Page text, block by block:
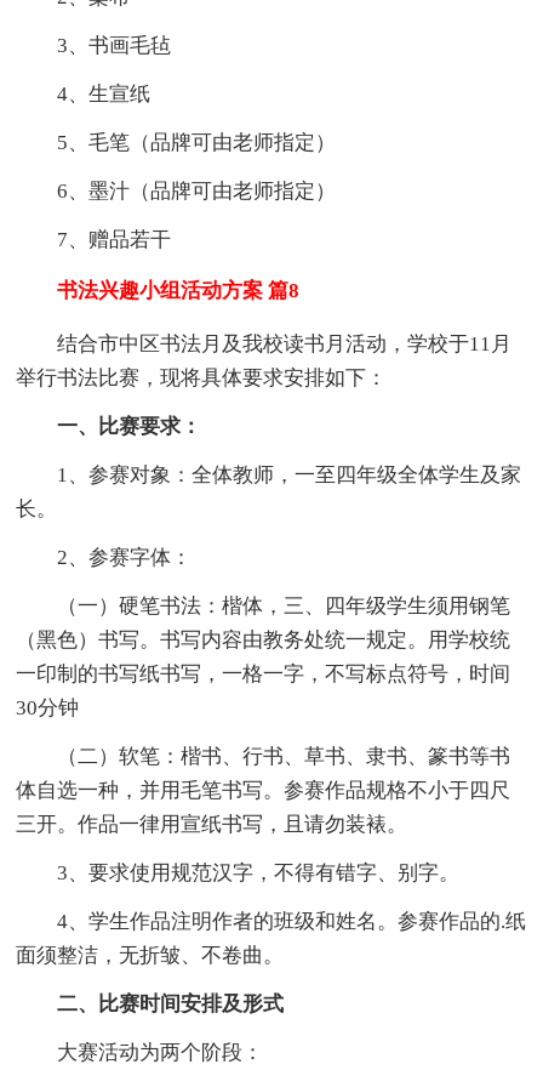
3、书画毛毡
4、生宣纸
5、毛笔（品牌可由老师指定）
6、墨汁（品牌可由老师指定）
7、赠品若干
书法兴趣小组活动方案 篇8
结合市中区书法月及我校读书月活动，学校于11月
举行书法比赛，现将具体要求安排如下：
一、比赛要求：
1、参赛对象：全体教师，一至四年级全体学生及家
长。
2、参赛字体：
（一）硬笔书法：楷体，三、四年级学生须用钢笔
（黑色）书写。书写内容由教务处统一规定。用学校统
一印制的书写纸书写，一格一字，不写标点符号，时间
30分钟
（二）软笔：楷书、行书、草书、隶书、篆书等书
体自选一种，并用毛笔书写。参赛作品规格不小于四尺
三开。作品一律用宣纸书写，且请勿装裱。
3、要求使用规范汉字，不得有错字、别字。
4、学生作品注明作者的班级和姓名。参赛作品的.纸
面须整洁，无折皱、不卷曲。
二、比赛时间安排及形式
大赛活动为两个阶段：